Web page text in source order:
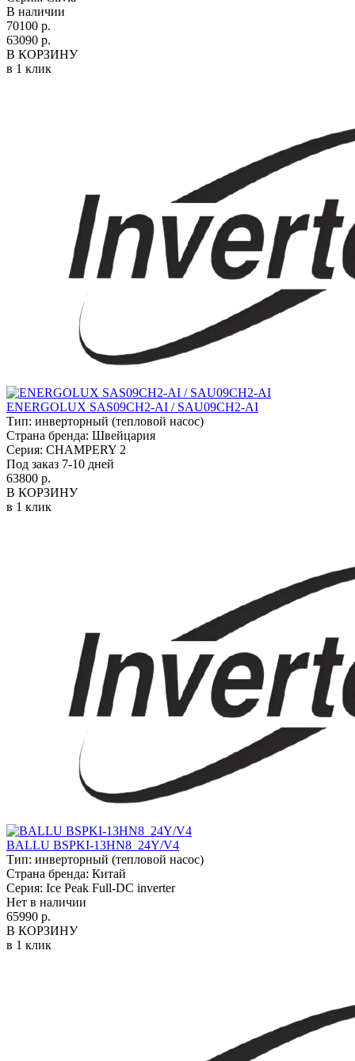
В наличии
70100 р.
63090 р.
В КОРЗИНУ
в 1 клик
ENERGOLUX SAS09CH2-AI / SAU09CH2-AI
Тип: инверторный (тепловой насос)
Страна бренда: Швейцария
Серия: CHAMPERY 2
Под заказ 7-10 дней
63800 р.
В КОРЗИНУ
в 1 клик
BALLU BSPKI-13HN8_24Y/V4
Тип: инверторный (тепловой насос)
Страна бренда: Китай
Серия: Ice Peak Full-DC inverter
Нет в наличии
65990 р.
В КОРЗИНУ
в 1 клик